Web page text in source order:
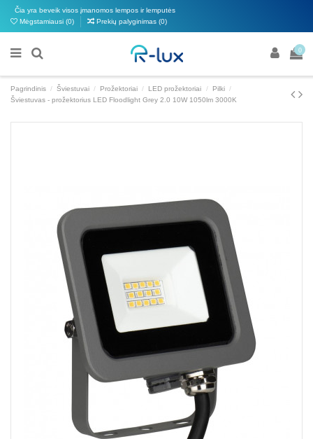
Čia yra beveik visos įmanomos lempos ir lemputės
Mėgstamiausi (0) Prekių palyginimas (0)
0
Pagrindinis Šviestuvai Prožektoriai LED prožektoriai
Pilki
Šviestuvas - prožektorius LED Floodlight Grey 2.0 10W 1050lm 3000K